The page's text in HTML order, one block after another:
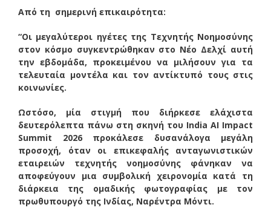
Από τη σημερινή επικαιρότητα:
“Οι μεγαλύτεροι ηγέτες της Τεχνητής Νοημοσύνης
στον κόσμο συγκεντρώθηκαν στο Νέο Δελχί αυτή
την εβδομάδα, προκειμένου να μιλήσουν για τα
τελευταία μοντέλα και τον αντίκτυπό τους στις
κοινωνίες.
Ωστόσο, μία στιγμή που διήρκεσε ελάχιστα
δευτερόλεπτα πάνω στη σκηνή του India AI Impact
Summit 2026 προκάλεσε δυσανάλογα μεγάλη
προσοχή, όταν οι επικεφαλής ανταγωνιστικών
εταιρειών τεχνητής νοημοσύνης φάνηκαν να
αποφεύγουν μια συμβολική χειρονομία κατά τη
διάρκεια της ομαδικής φωτογραφίας με τον
πρωθυπουργό της Ινδίας, Ναρέντρα Μόντι.